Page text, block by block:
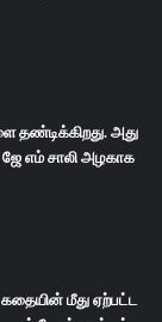
தண்டிக்கிறது. அது
ஜே எம் சாலி அழகாக
மீது ஏற்பட்ட